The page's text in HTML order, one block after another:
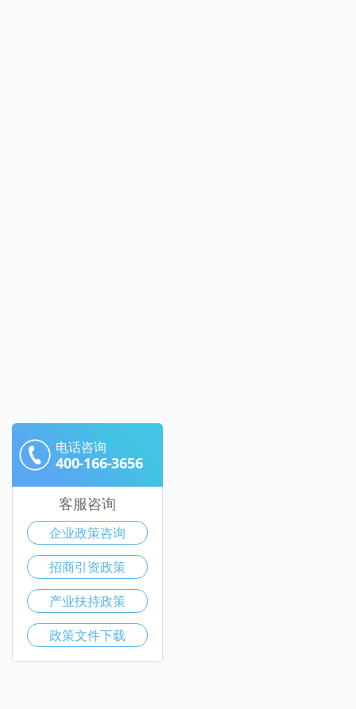
电话咨询
400-166-3656
客服咨询
企业政策咨询
招商引资政策
产业扶持政策
政策文件下载